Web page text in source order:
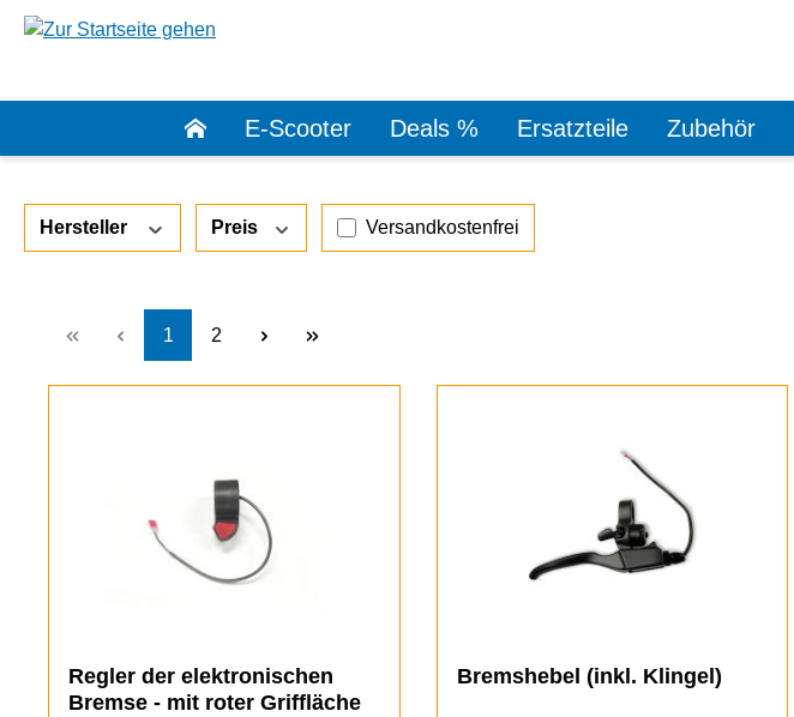
Zur Hauptnavigation springen
E-Scooter Deals % Ersatzteile Zubehör
Hersteller Preis Filter hinzufügen: Versandkostenfrei
Versandkostenfrei
Seite
1 Seite
2
Regler der elektronischen
Bremse - mit roter Griffläche
Bremshebel (inkl. Klingel)